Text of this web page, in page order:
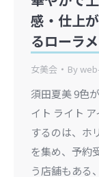
感・仕上
るローラ
女美会 By
須田夏美 9色
イト ライト
するのは、ホ
を集め、予約
う店舗もある